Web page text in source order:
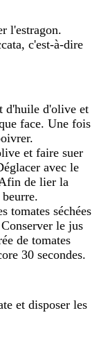
l'estragon.
c'est-à-dire
d'huile d'olive et
face. Une fois
et faire suer
avec le
de lier la
tomates séchées
le jus
de tomates
30 secondes.
et disposer les